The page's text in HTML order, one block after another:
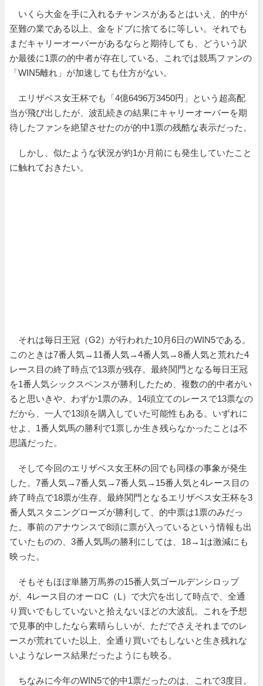
いくら大金を手に入れるチャンスがあるとはいえ、的中が
至難の業である以上、金をドブに捨てるに等しい。それでも
まだキャリーオーバーがあるならと期待しても、どういう訳
か最後に1票の的中者が存在している。これでは競馬ファンの
「WIN5離れ」が加速しても仕方がない。
エリザベス女王杯でも「4億6496万3450円」という超高配
当が飛び出したが、波乱続きの結果にキャリーオーバーを期
待したファンを絶望させたのが的中1票の残酷な表示だった。
しかし、似たような状況が約1か月前にも発生していたこと
に触れておきたい。
それは毎日王冠（G2）が行われた10月6日のWIN5である。
このときは7番人気→11番人気→4番人気→8番人気と荒れた4
レース目の終了時点で13票が残存。最終関門となる毎日王冠
を1番人気シックスペンスが勝利したため、複数の的中者がい
ると思いきや、わずか1票のみ。14頭立てのレースで13票なの
だから、一人で13頭を購入していた可能性もある。いずれに
せよ、1番人気馬の勝利で1票しか生き残らなかったことは不
思議だった。
そして今回のエリザベス女王杯の回でも同様の事象が発生
した。7番人気→7番人気→7番人気→15番人気と4レース目の
終了時点で18票が生存。最終関門となるエリザベス女王杯を3
番人気スタニングローズが勝利して、的中票は1票のみだっ
た。事前のアナウンスで8頭に票が入っているという情報も出
ていたものの、3番人気馬の勝利にしては、18→1は激減にも
映った。
そもそもほぼ単勝万馬券の15番人気ゴールデンシロップ
が、4レース目のオーロC（L）で大穴を出して時点で、全通
り買いでもしていないと拾えないほどの大波乱。これを予想
で見事的中したなら素晴らしいが、ただでさえそれまでのレ
ースが荒れていた以上、全通り買いでもしないと生き残れな
いようなレース結果だったようにも映る。
ちなみに今年のWIN5で的中1票だったのは、これで3度目。